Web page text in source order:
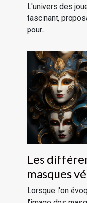
groupes
L'univers des
fascinant,
pour...
Les
masques
Lorsque l'on